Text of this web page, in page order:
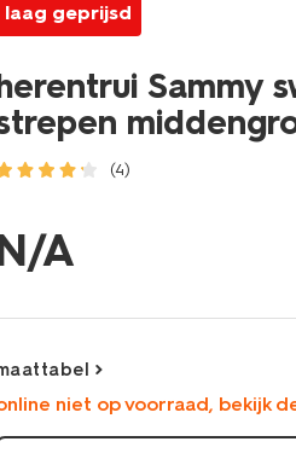
laag geprijsd
Sammy
(4)
sammy-
sweatstof-
strepen-
A
niet op voorraad, bekijk